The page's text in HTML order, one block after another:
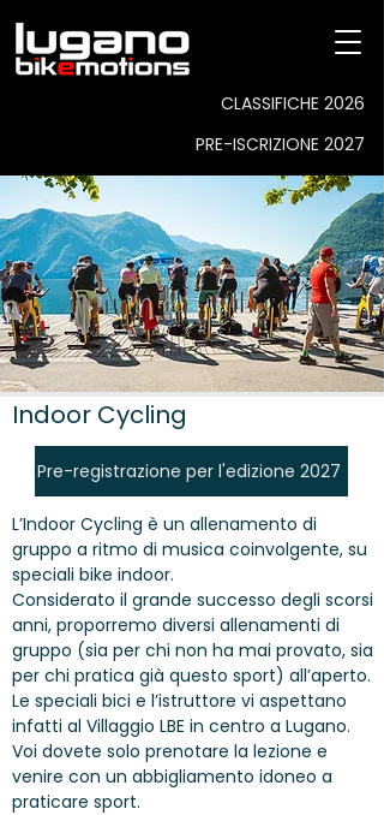
CLASSIFICHE 2026
PRE-ISCRIZIONE 2027
Indoor Cycling
Pre-registrazione per l'edizione 2027
L’Indoor Cycling è un allenamento di
gruppo a ritmo di musica coinvolgente, su
speciali bike indoor.
Considerato il grande successo degli scorsi
anni, proporremo diversi allenamenti di
gruppo (sia per chi non ha mai provato, sia
per chi pratica già questo sport) all’aperto.
Le speciali bici e l’istruttore vi aspettano
infatti al Villaggio LBE in centro a Lugano.
Voi dovete solo prenotare la lezione e
venire con un abbigliamento idoneo a
praticare sport.